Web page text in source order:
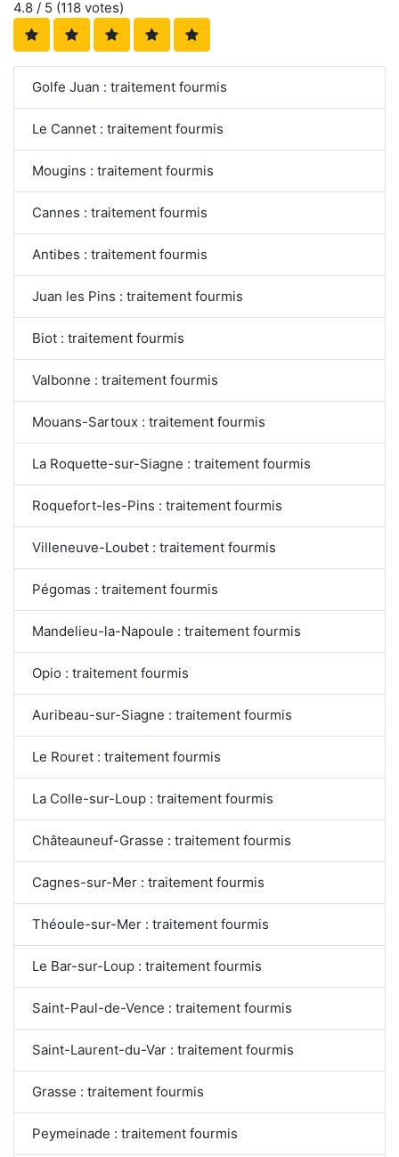
4.8 / 5 (118 votes)
Golfe Juan : traitement fourmis
Le Cannet : traitement fourmis
Mougins : traitement fourmis
Cannes : traitement fourmis
Antibes : traitement fourmis
Juan les Pins : traitement fourmis
Biot : traitement fourmis
Valbonne : traitement fourmis
Mouans-Sartoux : traitement fourmis
La Roquette-sur-Siagne : traitement fourmis
Roquefort-les-Pins : traitement fourmis
Villeneuve-Loubet : traitement fourmis
Pégomas : traitement fourmis
Mandelieu-la-Napoule : traitement fourmis
Opio : traitement fourmis
Auribeau-sur-Siagne : traitement fourmis
Le Rouret : traitement fourmis
La Colle-sur-Loup : traitement fourmis
Châteauneuf-Grasse : traitement fourmis
Cagnes-sur-Mer : traitement fourmis
Théoule-sur-Mer : traitement fourmis
Le Bar-sur-Loup : traitement fourmis
Saint-Paul-de-Vence : traitement fourmis
Saint-Laurent-du-Var : traitement fourmis
Grasse : traitement fourmis
Peymeinade : traitement fourmis